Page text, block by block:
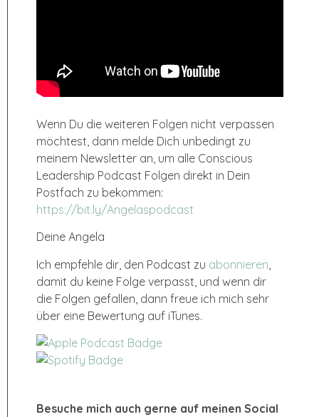
Wenn Du die weiteren Folgen nicht verpassen
möchtest, dann melde Dich unbedingt zu
meinem Newsletter an, um alle Conscious
Leadership Podcast Folgen direkt in Dein
Postfach zu bekommen:
https://bit.ly/Angelaspodcast
Deine Angela
Ich empfehle dir, den Podcast zu abonnieren
damit du keine Folge verpasst, und wenn dir
die Folgen gefallen, dann freue ich mich sehr
über eine Bewertung auf iTunes.
Besuche mich auch gerne auf meinen Social